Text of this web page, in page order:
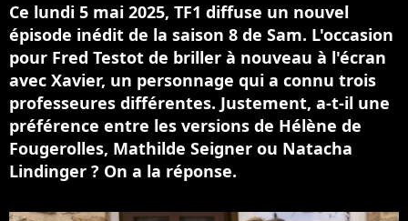
Ce lundi 5 mai 2025, TF1 diffuse un nouvel
épisode inédit de la saison 8 de Sam. L'occasion
pour Fred Testot de briller à nouveau à l'écran
avec Xavier, un personnage qui a connu trois
professeures différentes. Justement, a-t-il une
préférence entre les versions de Hélène de
Fougerolles, Mathilde Seigner ou Natacha
Lindinger ? On a la réponse.